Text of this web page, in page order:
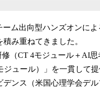
ム出向型ハンズオンに
み重ねてきました。
（CT 4モジュール＋AI
ジュール）」を一貫して
ンス（米国心理学会デ